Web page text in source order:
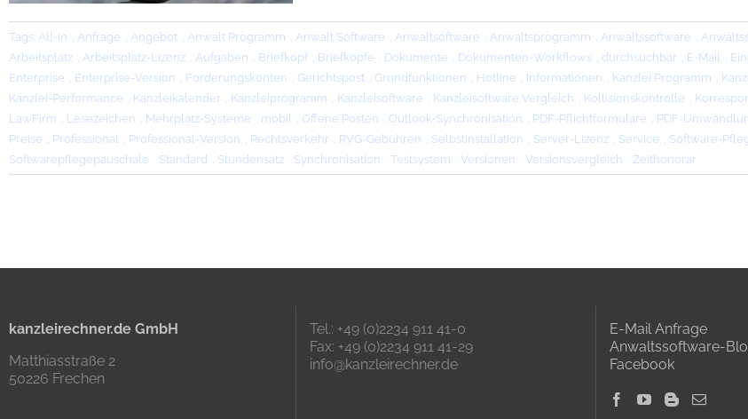
Tags: All-In , Anfrage , Angebot , Anwalt Programm , Anwalt Software , Anwaltsoftware , Anwaltsprogramm , Anwaltssoftware ,
Arbeitsplatz , Arbeitsplatz-Lizenz , Aufgaben , Briefkopf , Briefköpfe , Dokumente , Dokumenten-Workflows , durchsuchbar , E-Mail ,
Enterprise , Enterprise-Version , Forderungskonten , Gerichtspost , Grundfunktionen , Hotline , Informationen , Kanzlei Programm ,
Kanzlei-Performance , Kanzleikalender , Kanzleiprogramm , Kanzleisoftware , Kanzleisoftware Vergleich , Kollisionskontrolle ,
LawFirm , Lesezeichen , Mehrplatz-Systeme , mobil , Offene Posten , Outlook-Synchronisation , PDF-Pflichtformulare , PDF-
Preise , Professional , Professional-Version , Rechtsverkehr , RVG-Gebühren , Selbstinstallation , Server-Lizenz , Service , Software-
Softwarepflegepauschale , Standard , Stundensatz , Synchronisation , Testsystem , Versionen , Versionsvergleich , Zeithonorar
kanzleirechner.de GmbH
Matthiasstraße 2
50226 Frechen
Tel.: +49 (0)2234 911 41-0
Fax: +49 (0)2234 911 41-29
info@kanzleirechner.de
E-Mail Anfrage
Anwaltssoftware-
Facebook